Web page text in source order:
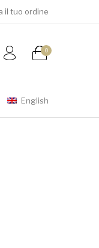
il tuo ordine
0
English
110,00€.